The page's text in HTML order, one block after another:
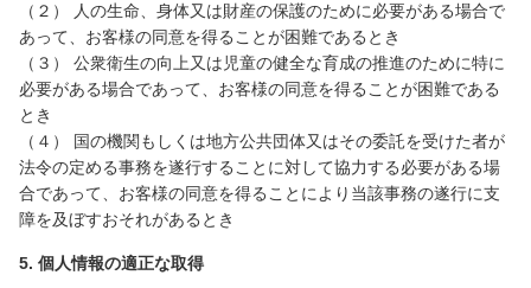
（２） 人の生命、身体又は財産の保護のために必要がある場合で
あって、お客様の同意を得ることが困難であるとき
（３） 公衆衛生の向上又は児童の健全な育成の推進のために特に
必要がある場合であって、お客様の同意を得ることが困難である
とき
（４） 国の機関もしくは地方公共団体又はその委託を受けた者が
法令の定める事務を遂行することに対して協力する必要がある場
合であって、お客様の同意を得ることにより当該事務の遂行に支
障を及ぼすおそれがあるとき
5. 個人情報の適正な取得